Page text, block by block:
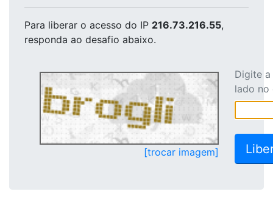
Para liberar o acesso do IP 216.73.216.55,
responda ao desafio abaixo.
[trocar imagem]
Digite
lado no